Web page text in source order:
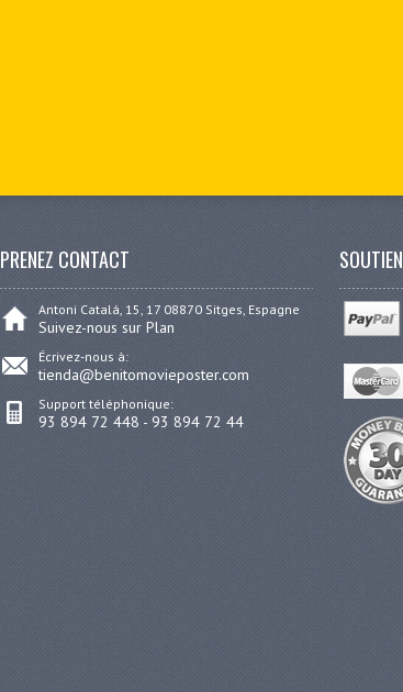
PRENEZ CONTACT
Antoni Catalá, 15, 17 08870 Sitges, Espagne
Suivez-nous sur Plan
Écrivez-nous à:
tienda@benitomovieposter.com
Support téléphonique:
93 894 72 448 - 93 894 72 44
SOUTIEN